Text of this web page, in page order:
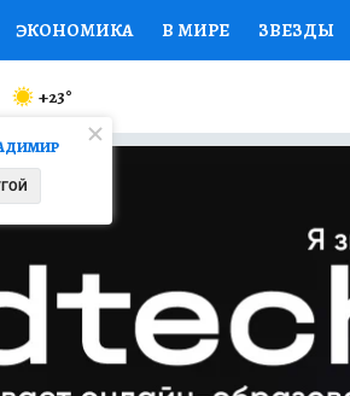
ЭКОНОМИКА В МИРЕ ЗВЕЗДЫ
НАЦИОНАЛЬНЫЕ
Я ЗНАЮ СЕМЬЯ ЖЕНСКИЕ
КОНКУРСЫ
КП-ВЛАДИМИР
+23°